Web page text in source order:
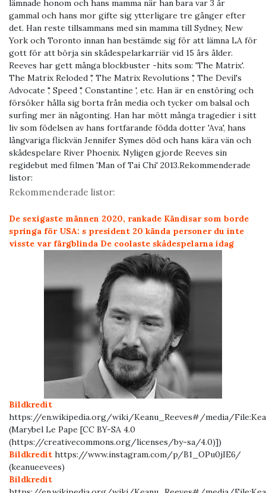
lämnade honom och hans mamma när han bara var 3 år
gammal och hans mor gifte sig ytterligare tre gånger efter
det. Han reste tillsammans med sin mamma till Sydney, New
York och Toronto innan han bestämde sig för att lämna LA för
gott för att börja sin skådespelarkarriär vid 15 års ålder.
Reeves har gett många blockbuster -hits som: 'The Matrix'.
The Matrix Reloded ',' The Matrix Revolutions ',' The Devil's
Advocate ',' Speed ​​',' Constantine ', etc. Han är en enstöring och
försöker hålla sig borta från media och tycker om balsal och
surfing mer än någonting. Han har mött många tragedier i sitt
liv som födelsen av hans fortfarande födda dotter 'Ava', hans
långvariga flickvän Jennifer Symes död och hans kära vän och
skådespelare River Phoenix. Nyligen gjorde Reeves sin
regidebut med filmen 'Man of Tai Chi' 2013.Rekommenderade
listor:
Rekommenderade listor:
De sexigaste männen 2020, rankade Kändisar som borde
springa för USA: s president 20 kända personer du inte
visste var färgblinda De coolaste skådespelarna idag
Bildkredit
https://en.wikipedia.org/wiki/Keanu_Reeves#/media/
(Marybel Le Pape [CC BY-SA 4.0
(https://creativecommons.org/licenses/by-sa/4.0)])
Bildkredit https://www.instagram.com/p/B1_OPu0jIE6/
(keanueevees)
Bildkredit